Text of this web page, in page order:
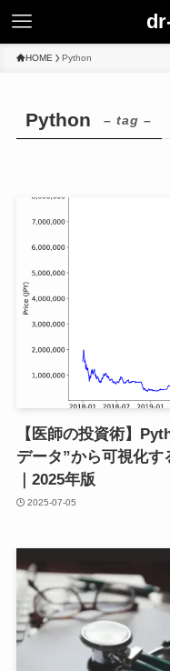
HOME Python
Python – tag –
【医師の投資術】
データ”から可視化
｜2025年版
2025-07-05